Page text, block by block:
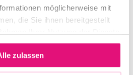
möglicherweise mit
die Sie ihnen bereitgestellt
zulassen